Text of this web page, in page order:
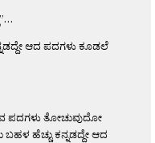
ಆದ ಪದಗಳು ಕೂಡಲೆ
ಪದಗಳು ತೋಚುವುದೋ
ಹೆಚ್ಚು ಕನ್ನಡದ್ದೇ ಆದ